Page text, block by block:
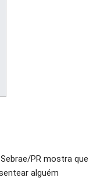
PR mostra que
alguém